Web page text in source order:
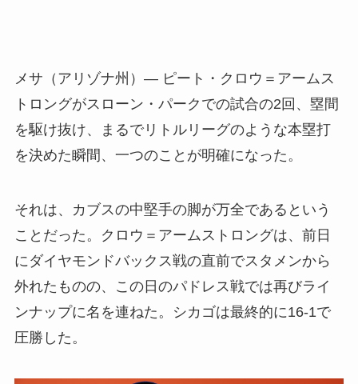
メサ（アリゾナ州）― ピート・クロウ＝アームス
トロングがスローン・パークでの試合の2回、塁間
を駆け抜け、まるでリトルリーグのような本塁打
を決めた瞬間、一つのことが明確になった。
それは、カブスの中堅手の脚が万全であるという
ことだった。クロウ＝アームストロングは、前日
にダイヤモンドバックス戦の直前でスタメンから
外れたものの、この日のパドレス戦では再びライ
ンナップに名を連ねた。シカゴは最終的に16-1で
圧勝した。